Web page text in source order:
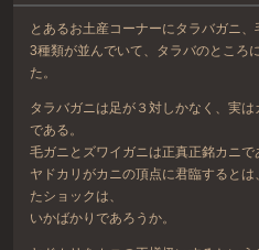
とあるお土産コーナーにタラバガニ
3種類が並んでいて、タラバのところ
た。
タラバガニは足が３対しかなく、実
である。
毛ガニとズワイガニは正真正銘カニ
ヤドカリがカニの頂点に君臨すると
たショックは、
いかばかりであろうか。